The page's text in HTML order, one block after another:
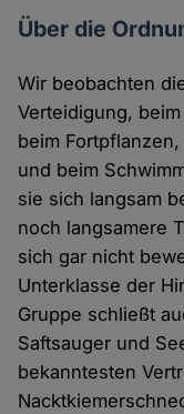
Über die
Wir beobachten
Verteidigung,
beim
und beim
sie sich langsam
noch langsamere
sich gar nicht
Unterklasse der
Gruppe schließt
Saftsauger und
bekanntesten